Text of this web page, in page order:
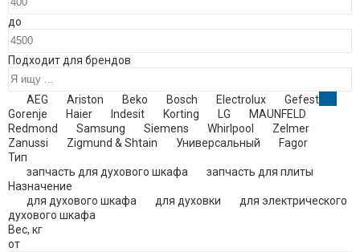
до
Подходит для брендов
AEG Ariston Beko Bosch Electrolux
Gefest
Gorenje
Haier Indesit Korting LG
MAUNFELD
Redmond
Samsung Siemens Whirlpool
Zelmer
Zanussi
Zigmund & Shtain Универсальный
Fagor
Тип
запчасть для духового шкафа
запчасть для плиты
Назначение
для духового шкафа
для духовки
для электрического
духового шкафа
Вес, кг
от